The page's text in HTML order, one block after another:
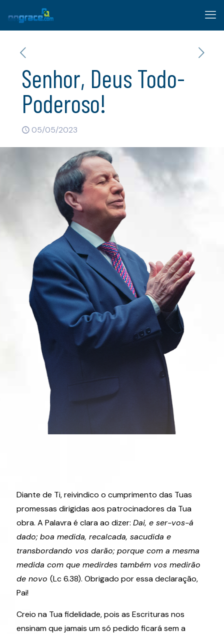
Senhor, Deus Todo-
Poderoso!
05/05/2023
Diante de Ti, reivindico o cumprimento das Tuas
promessas dirigidas aos patrocinadores da Tua
obra. A Palavra é clara ao dizer: Dai, e ser-vos-á
dado; boa medida, recalcada, sacudida e
transbordando vos darão; porque com a mesma
medida com que medirdes também vos medirão
de novo (Lc 6.38). Obrigado por essa declaração,
Pai!
Creio na Tua fidelidade, pois as Escrituras nos
ensinam que jamais um só pedido ficará sem a